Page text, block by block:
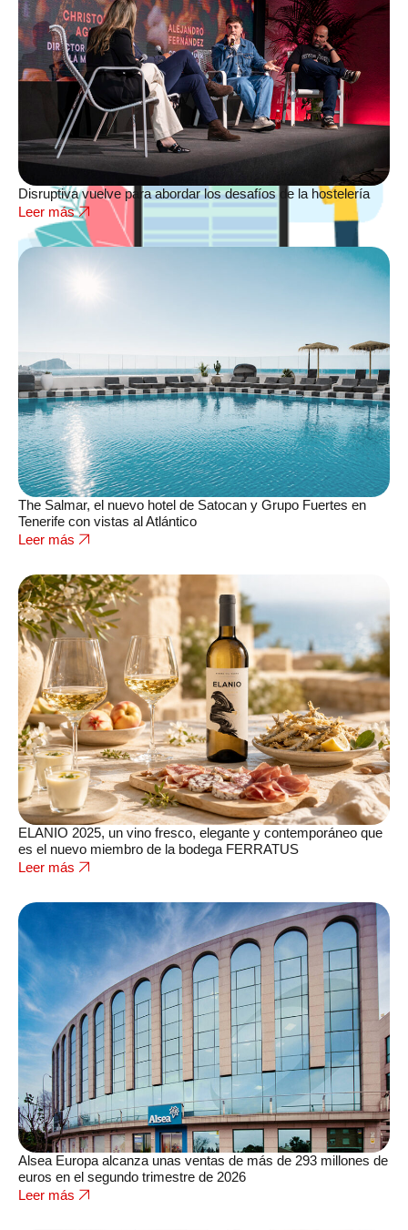
Disruptiva vuelve para abordar los desafíos de la hostelería
Leer más
The Salmar, el nuevo hotel de Satocan y Grupo Fuertes en
Tenerife con vistas al Atlántico
Leer más
ELANIO 2025, un vino fresco, elegante y contemporáneo que
es el nuevo miembro de la bodega FERRATUS
Leer más
Alsea Europa alcanza unas ventas de más de 293 millones de
euros en el segundo trimestre de 2026
Leer más